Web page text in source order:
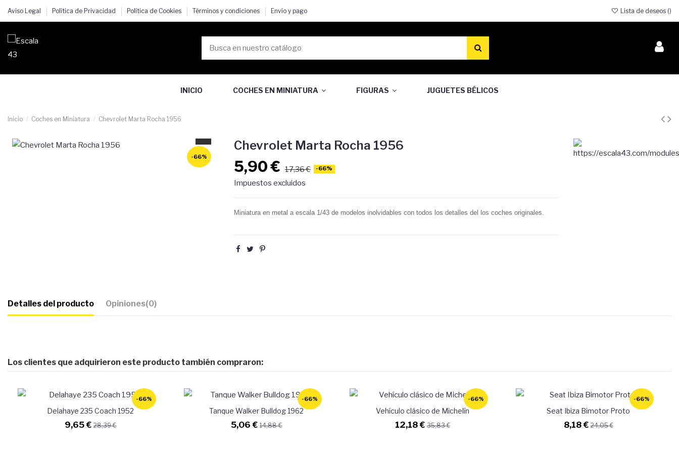
Aviso Legal Política de Privacidad Política de Cookies Términos y condiciones Envío y pago Lista de deseos ()
INICIO COCHES EN MINIATURA FIGURAS JUGUETES BÉLICOS
Inicio Coches en Miniatura Chevrolet Marta Rocha 1956
-66%
Chevrolet Marta Rocha 1956
5,90 € 17,36 € -66%
Impuestos excluidos
Miniatura en metal a escala 1/43 de modelos inolvidables con todos los detalles del los coches originales.
Detalles del producto Opiniones(0)
Los clientes que adquirieron este producto también compraron:
-66%
Delahaye 235 Coach 1952
9,65 €28,39 €
-66%
Tanque Walker Bulldog 1962
5,06 €14,88 €
-66%
Vehículo clásico de Michelín
12,18 €35,83 €
-66%
Seat Ibiza Bimotor Proto
8,18 €24,05 €